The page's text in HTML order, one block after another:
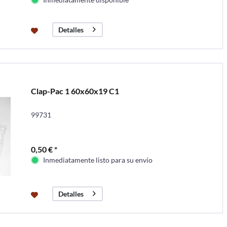
Detalles
Clap-Pac 1 60x60x19 C1
99731
0,50 € *
Inmediatamente listo para su envío
Detalles